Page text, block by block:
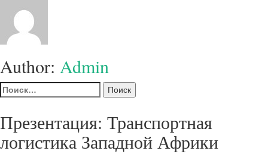
Author: Admin
Найти:
Презентация: Транспортная
логистика Западной Африки